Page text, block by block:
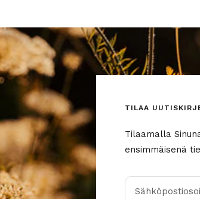
TILAA
Tilaamalla
ensimmäisenä